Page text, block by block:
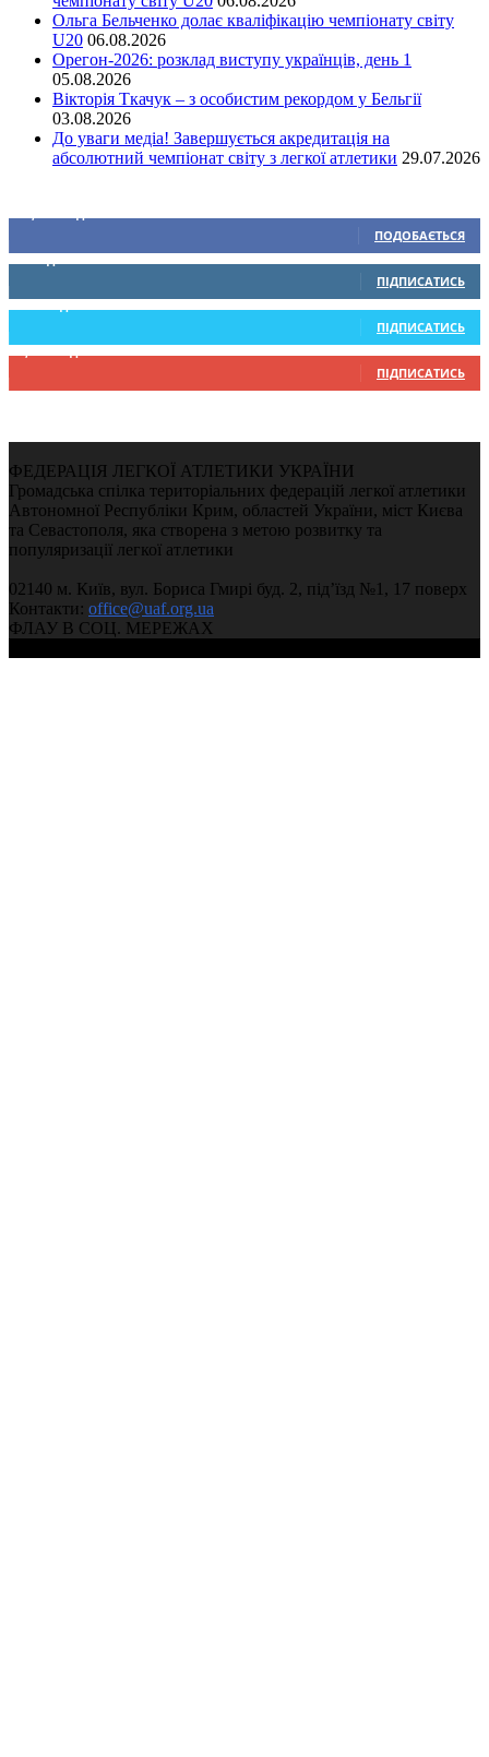
Ольга Бельченко долає кваліфікацію чемпіонату світу
U20 06.08.2026
Орегон-2026: розклад виступу українців, день 1
05.08.2026
Вікторія Ткачук – з особистим рекордом у Бельгії
03.08.2026
До уваги медіа! Завершується акредитація на
абсолютний чемпіонат світу з легкої атлетики 29.07.2026
ПОДОБАЄТЬСЯ
0 Підписників
ПІДПИСАТИСЬ
234 Підписників
ПІДПИСАТИСЬ
9,370 Підписників
ПІДПИСАТИСЬ
ФЕДЕРАЦІЯ ЛЕГКОЇ АТЛЕТИКИ УКРАЇНИ
Громадська спілка територіальних федерацій легкої атлетики
Автономної Республіки Крим, областей України, міст Києва
та Севастополя, яка створена з метою розвитку та
популяризації легкої атлетики
02140 м. Київ, вул. Бориса Гмирі буд. 2, під’їзд №1, 17 поверх
Контакти: office@uaf.org.ua
ФЛАУ В СОЦ. МЕРЕЖАХ